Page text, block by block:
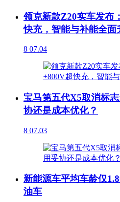
领克新款Z20实车发布
快充，智能与补能全面
8 07.04
宝马第五代X5取消标
协还是成本优化？
8 07.03
新能源车平均车龄仅
油车